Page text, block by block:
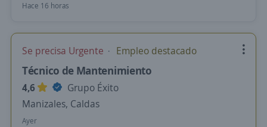
Hace 16 horas
Se precisa Urgente Empleo destacado
Técnico de Mantenimiento
4,6
Grupo Éxito
Manizales, Caldas
Ayer